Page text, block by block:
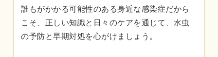
誰もがかかる可能性のある身近な感染症だから
こそ、正しい知識と日々のケアを通じて、水虫
の予防と早期対処を心がけましょう。